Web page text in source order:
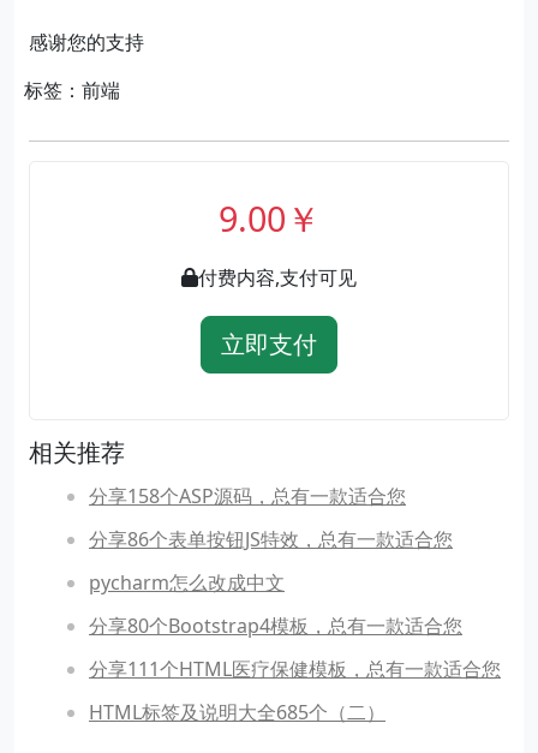
感谢您的支持
标签：前端
9.00￥
付费内容,支付可见
立即支付
相关推荐
分享158个ASP源码，总有一款适合您
分享86个表单按钮JS特效，总有一款适合您
pycharm怎么改成中文
分享80个Bootstrap4模板，总有一款适合您
分享111个HTML医疗保健模板，总有一款适合您
HTML标签及说明大全685个（二）